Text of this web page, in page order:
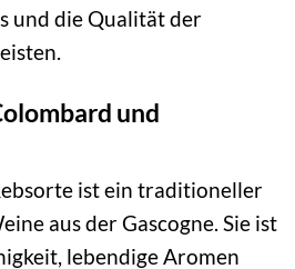
und die Qualität der
und
ist ein traditioneller
aus der Gascogne. Sie ist
lebendige Aromen